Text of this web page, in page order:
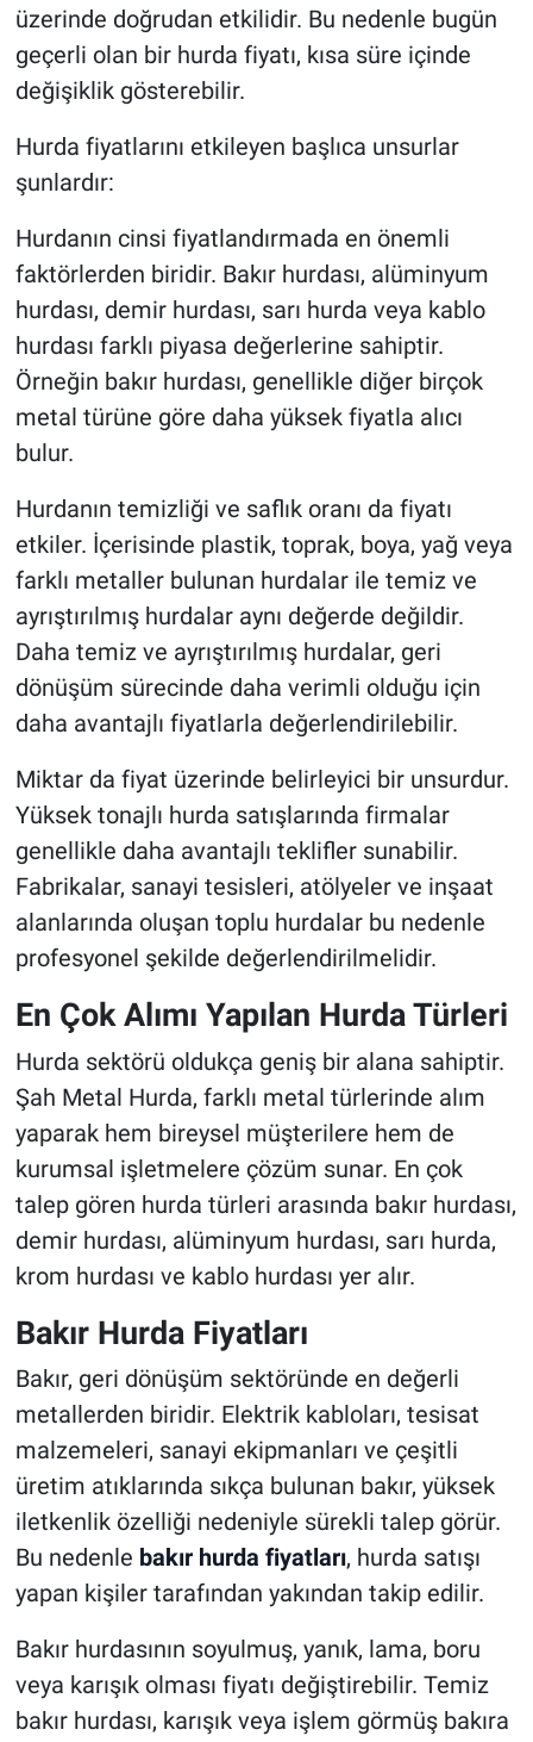
üzerinde doğrudan etkilidir. Bu nedenle bugün
geçerli olan bir hurda fiyatı, kısa süre içinde
değişiklik gösterebilir.
Hurda fiyatlarını etkileyen başlıca unsurlar
şunlardır:
Hurdanın cinsi fiyatlandırmada en önemli
faktörlerden biridir. Bakır hurdası, alüminyum
hurdası, demir hurdası, sarı hurda veya kablo
hurdası farklı piyasa değerlerine sahiptir.
Örneğin bakır hurdası, genellikle diğer birçok
metal türüne göre daha yüksek fiyatla alıcı
bulur.
Hurdanın temizliği ve saflık oranı da fiyatı
etkiler. İçerisinde plastik, toprak, boya, yağ veya
farklı metaller bulunan hurdalar ile temiz ve
ayrıştırılmış hurdalar aynı değerde değildir.
Daha temiz ve ayrıştırılmış hurdalar, geri
dönüşüm sürecinde daha verimli olduğu için
daha avantajlı fiyatlarla değerlendirilebilir.
Miktar da fiyat üzerinde belirleyici bir unsurdur.
Yüksek tonajlı hurda satışlarında firmalar
genellikle daha avantajlı teklifler sunabilir.
Fabrikalar, sanayi tesisleri, atölyeler ve inşaat
alanlarında oluşan toplu hurdalar bu nedenle
profesyonel şekilde değerlendirilmelidir.
En Çok Alımı Yapılan Hurda Türleri
Hurda sektörü oldukça geniş bir alana sahiptir.
Şah Metal Hurda, farklı metal türlerinde alım
yaparak hem bireysel müşterilere hem de
kurumsal işletmelere çözüm sunar. En çok
talep gören hurda türleri arasında bakır hurdası,
demir hurdası, alüminyum hurdası, sarı hurda,
krom hurdası ve kablo hurdası yer alır.
Bakır Hurda Fiyatları
Bakır, geri dönüşüm sektöründe en değerli
metallerden biridir. Elektrik kabloları, tesisat
malzemeleri, sanayi ekipmanları ve çeşitli
üretim atıklarında sıkça bulunan bakır, yüksek
iletkenlik özelliği nedeniyle sürekli talep görür.
Bu nedenle bakır hurda fiyatları, hurda satışı
yapan kişiler tarafından yakından takip edilir.
Bakır hurdasının soyulmuş, yanık, lama, boru
veya karışık olması fiyatı değiştirebilir. Temiz
bakır hurdası, karışık veya işlem görmüş bakıra